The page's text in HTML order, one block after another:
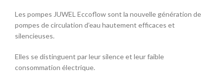
Les pompes JUWEL Eccoflow sont la nouvelle génération de
pompes de circulation d’eau hautement efficaces et
silencieuses.
Elles se distinguent par leur silence et leur faible
consommation électrique.